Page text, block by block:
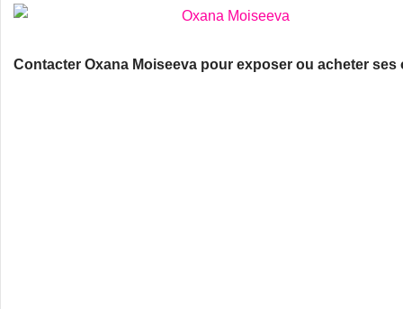
Contacter Oxana Moiseeva pour exposer ou acheter ses